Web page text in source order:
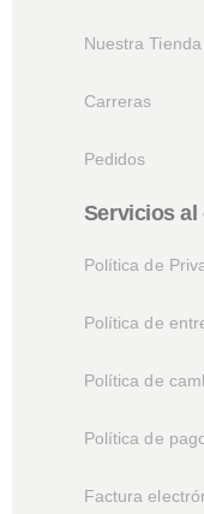
Nuestra Tienda
Carreras
Pedidos
Servicios al
Política de
Política de
Política de
Política de
Factura